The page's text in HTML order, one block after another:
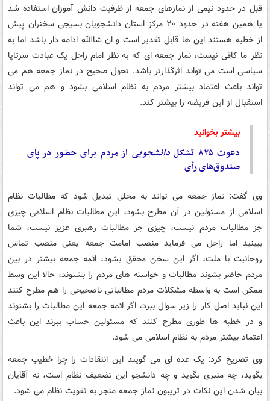
قبل در حدود نیمی از نمازهای جمعه از ظرفیت دانش آموزان استفاده شد
یا همین هفته در حدود ۲۰ مرکز استان دانشجویان بسیجی سخنران پیش
از خطبه هستند این ها قابل تقدیر است و ان شاالله ادامه دار باشد اما به
نظر ما کافی نیست، نماز جمعه ای که به نظر امام راحل یک عبادت سرتاپا
سیاسی است می تواند اثرگذارتر باشد. تحول صحیح در نماز جمعه هم می
تواند باعث اعتماد بیشتر مردم به نظام اسلامی بشود و هم می تواند
استقبال از این فریضه را بیشتر کند.
بیشتر بخوانید
دعوت ۸۲۵ تشکل دانشجویی از مردم برای حضور در پای
صندوق‌های رأی
وی گفت: نماز جمعه می تواند به محلی تبدیل شود که مطالبات نظام
اسلامی از مسئولین در آن مطرح بشود، این مطالبات نظام اسلامی چیزی
جز مطالبات مردم نیست، چیزی جز مطالبات رهبری عزیز نیست، شما
ببینید اما راحل می فرماید منصب امامت جمعه یعنی منصب تماس
روحانیت با ملت، اگر این سخن محقق بشود، ائمه جمعه بیشتر در بین
مردم حاضر بشوند مطالبات و خواسته های مردم را بشنوند، حالا این وسط
ممکن است به واسطه مشکلات مردم مطالباتی ناصحیحی را هم مطرح کنند
این نباید اصل کار را زیر سوال ببرد، اگر ائمه جمعه این مطالبات را بشنوند
و در خطبه ها طوری مطرح کنند که مسئولین حساب ببرند این باعث
اعتماد بیشتر مردم به نظام اسلامی می شود.
وی تصریح کرد: یک عده ای می گویند این انتقادات را چرا خطیب جمعه
بگوید، چه منبری بگوید و چه دانشجو این تضعیف نظام است، نه آقایان
بیان شدن این نکات در تریبون نماز جمعه منجر به تقویت نظام می شود.